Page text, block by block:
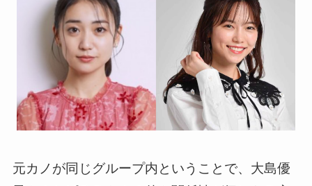
元カノが同じグループ内ということで、大島優